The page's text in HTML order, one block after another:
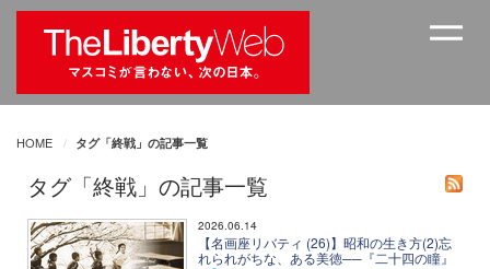
HOME タグ「終戦」の記事一覧
タグ「終戦」の記事一覧
2026.06.14
【名画座リバティ (26)】昭和の生き方(2)忘
れられがちな、ある美徳──『二十四の瞳』